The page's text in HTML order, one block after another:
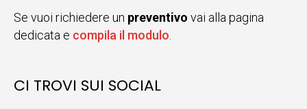
Se vuoi richiedere un preventivo vai alla pagina
dedicata e compila il modulo.
CI TROVI SUI SOCIAL